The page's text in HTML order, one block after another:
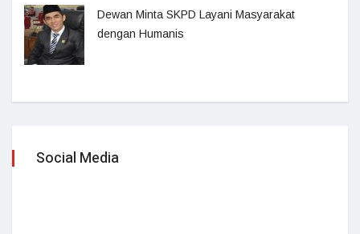
Dewan Minta SKPD Layani Masyarakat
dengan Humanis
Social Media